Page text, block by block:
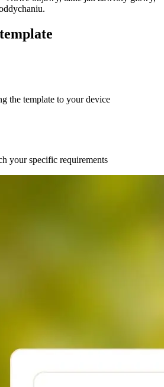
the template to your device
your specific requirements